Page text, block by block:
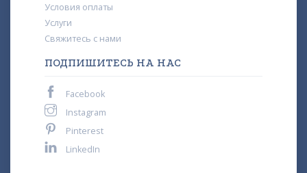
Условия оплаты
Услуги
Свяжитесь с нами
ПОДПИШИТЕСЬ НА НАС
Facebook
Instagram
Pinterest
LinkedIn